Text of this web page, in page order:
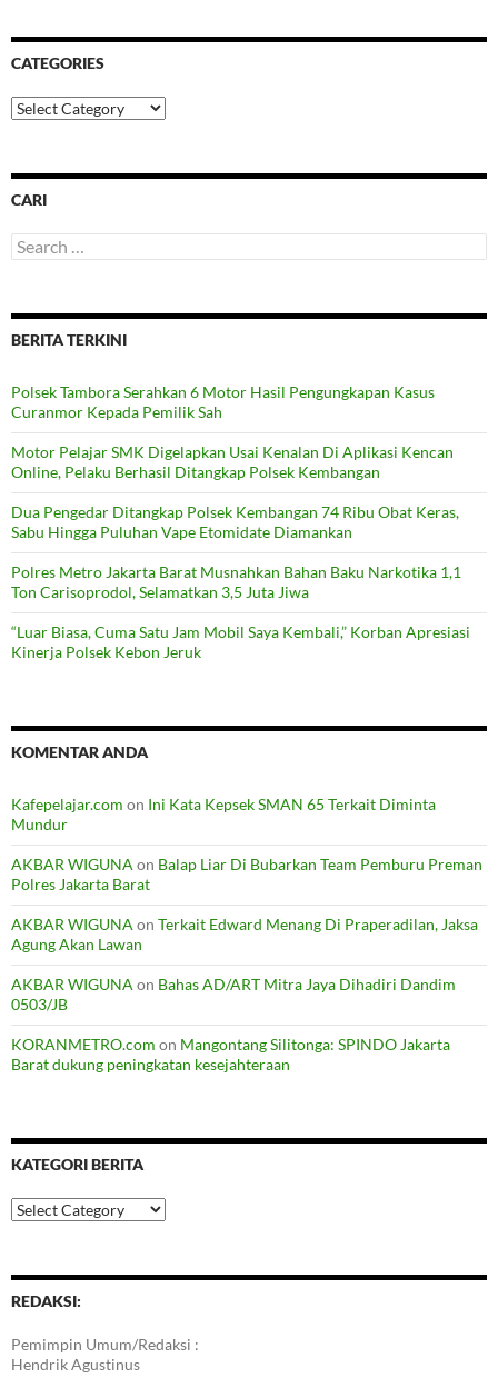
CATEGORIES
Categories
CARI
Search
for:
BERITA TERKINI
Polsek Tambora Serahkan 6 Motor Hasil Pengungkapan Kasus
Curanmor Kepada Pemilik Sah
Motor Pelajar SMK Digelapkan Usai Kenalan Di Aplikasi Kencan
Online, Pelaku Berhasil Ditangkap Polsek Kembangan
Dua Pengedar Ditangkap Polsek Kembangan 74 Ribu Obat Keras,
Sabu Hingga Puluhan Vape Etomidate Diamankan
Polres Metro Jakarta Barat Musnahkan Bahan Baku Narkotika 1,1
Ton Carisoprodol, Selamatkan 3,5 Juta Jiwa
“Luar Biasa, Cuma Satu Jam Mobil Saya Kembali,” Korban Apresiasi
Kinerja Polsek Kebon Jeruk
KOMENTAR ANDA
Kafepelajar.com on Ini Kata Kepsek SMAN 65 Terkait Diminta
Mundur
AKBAR WIGUNA on Balap Liar Di Bubarkan Team Pemburu Preman
Polres Jakarta Barat
AKBAR WIGUNA on Terkait Edward Menang Di Praperadilan, Jaksa
Agung Akan Lawan
AKBAR WIGUNA on Bahas AD/ART Mitra Jaya Dihadiri Dandim
0503/JB
KORANMETRO.com on Mangontang Silitonga: SPINDO Jakarta
Barat dukung peningkatan kesejahteraan
KATEGORI BERITA
Kategori
Berita
REDAKSI:
Pemimpin Umum/Redaksi :
Hendrik Agustinus